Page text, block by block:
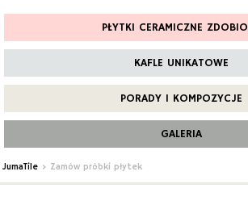
PŁYTKI CERAMICZNE
KAFLE UNIKATOWE
PORADY I KOMPOZYCJE
GALERIA
JumaTile > Zamów próbki płytek